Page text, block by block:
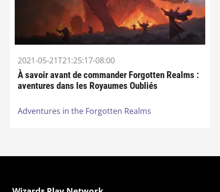
2021-05-21T21:25:17-08:00
À savoir avant de commander Forgotten Realms :
aventures dans les Royaumes Oubliés
Adventures in the Forgotten Realms